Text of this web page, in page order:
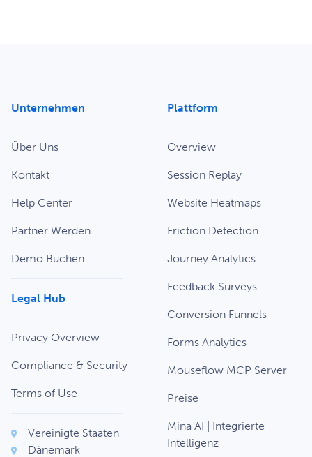
Unternehmen
Über Uns
Kontakt
Help Center
Partner Werden
Demo Buchen
Legal Hub
Privacy Overview
Compliance & Security
Terms of Use
Vereinigte Staaten
Dänemark
Plattform
Overview
Session Replay
Website Heatmaps
Friction Detection
Journey Analytics
Feedback Surveys
Conversion Funnels
Forms Analytics
Mouseflow MCP Server
Preise
Mina AI | Integrierte
Intelligenz